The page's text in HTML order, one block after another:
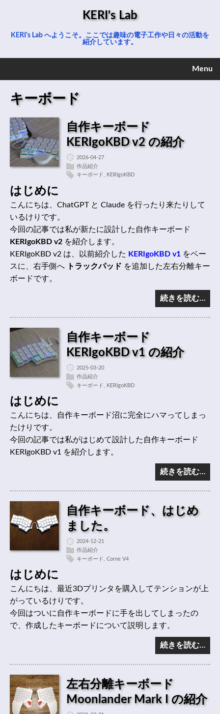
KERI's Lab
KERI's Lab へようこそ。ここでは趣味の電子工作や日々の活動を
紹介しています。
Menu
キーボード
自作キーボード
KERIgoKBD v2 の紹介
2026-04-27
作品紹介
キーボード
KERIgoKBD
はじめに
こんにちは、ChatGPT と Claude を行ったり来たりして
いるけりです。
今回の記事では私が新たに設計した自作キーボード
KERIgoKBD v2 を紹介します。
KERIgoKBD v2 は、以前紹介した KERIgoKBD v1 をベー
スに、右手側へ
トラックパッド を追加した左右分離キー
ボードです。
続きを読む…
自作キーボード
KERIgoKBD v1 の紹介
2025-03-20
作品紹介
キーボード
KERIgoKBD
はじめに
こんにちは、自作キーボード沼に完全にハマってしまっ
たけりです。
今回の記事では私がはじめて設計した自作キーボード
KERIgoKBD v1 を紹介します。
続きを読む…
自作キーボード、はじめ
ました。
2024-12-21
作品紹介
キーボード
Corne V4
はじめに
こんにちは、最近3Dプリンタを購入してテンションが上
がっているけりです。
今回はついに自作キーボードに手を出してしまったの
で、作成したキーボードについて説明します。
続きを読む…
左右分離キーボード
Moonlander Mark I の紹介